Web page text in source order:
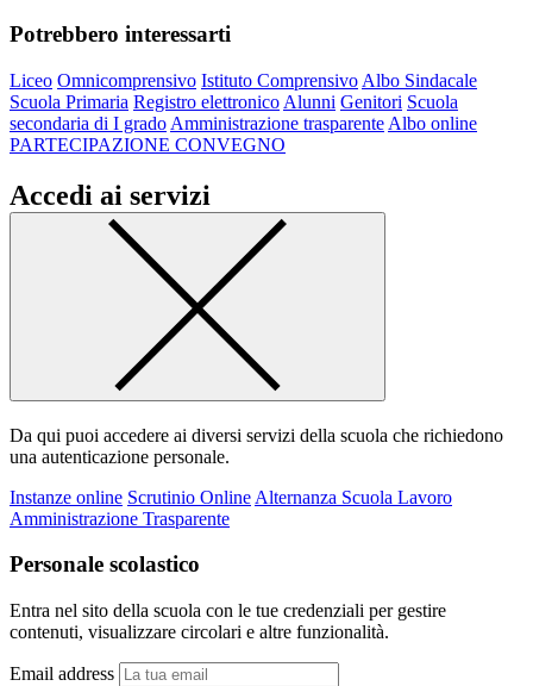
Potrebbero interessarti
Liceo Omnicomprensivo Istituto Comprensivo Albo Sindacale
Scuola Primaria Registro elettronico Alunni Genitori Scuola
secondaria di I grado Amministrazione trasparente Albo online
PARTECIPAZIONE CONVEGNO
Accedi ai servizi
Da qui puoi accedere ai diversi servizi della scuola che richiedono
una autenticazione personale.
Instanze online Scrutinio Online Alternanza Scuola Lavoro
Amministrazione Trasparente
Personale scolastico
Entra nel sito della scuola con le tue credenziali per gestire
contenuti, visualizzare circolari e altre funzionalità.
Email address